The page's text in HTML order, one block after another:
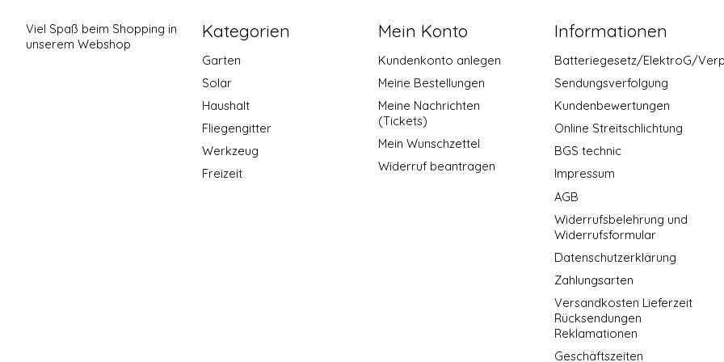
Viel Spaß beim Shopping in
unserem Webshop
Kategorien
Garten
Solar
Haushalt
Fliegengitter
Werkzeug
Freizeit
Mein Konto
Kundenkonto anlegen
Meine Bestellungen
Meine Nachrichten
(Tickets)
Mein Wunschzettel
Widerruf beantragen
Informationen
Batteriegesetz/ElektroG/
Sendungsverfolgung
Kundenbewertungen
Online Streitschlichtung
BGS technic
Impressum
AGB
Widerrufsbelehrung und
Widerrufsformular
Datenschutzerklärung
Zahlungsarten
Versandkosten Lieferzeit
Rücksendungen
Reklamationen
Geschäftszeiten